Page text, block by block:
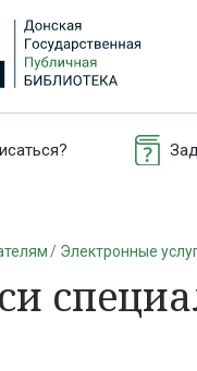
Электронные